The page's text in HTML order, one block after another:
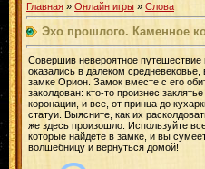
Главная » Онлайн игры » Слова
Эхо прошлого. Каменное
Совершив невероятное
оказались в далеком средневековье,
замке Орион. Замок вместе с его
заколдован: кто-то произнес
коронации, и все, от принца до
статуи. Выясните, как их
же здесь произошло. Используйте
которые найдете в замке, и вы
волшебницу и вернуться домой!